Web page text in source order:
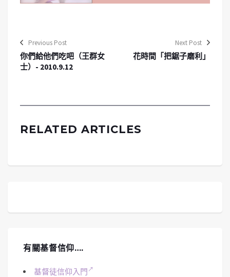
Previous Post
你們給他們吃吧（王群女
士）- 2010.9.12
Next Post
花時間「把鋸子磨利」
RELATED ARTICLES
有關基督信仰….
基督徒信仰入門